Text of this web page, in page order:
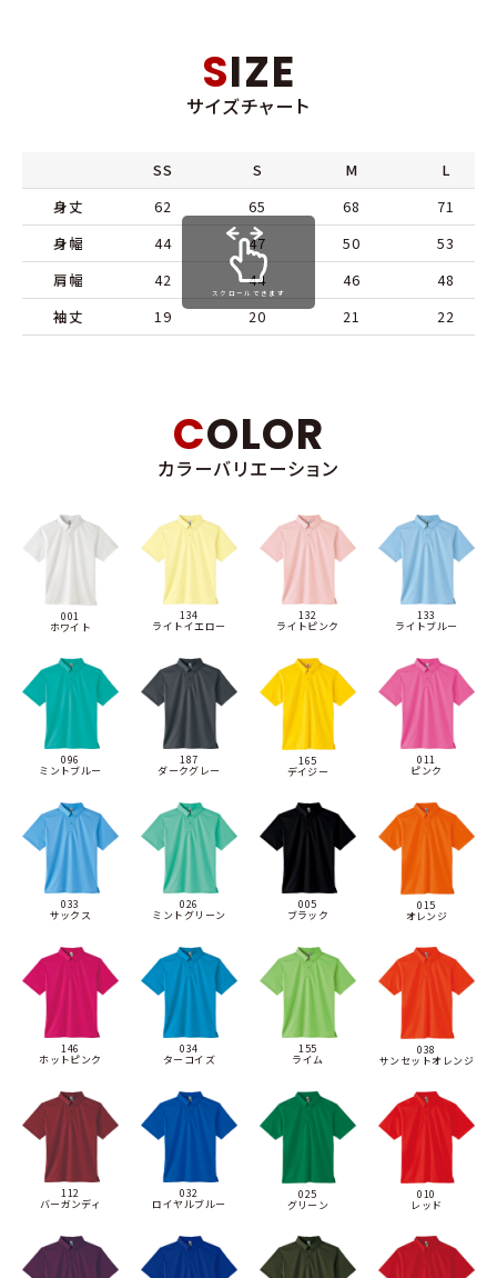
SIZE
サイズチャート
SS S M
L
身丈
62 65 68
71
身幅
44 47 50
53
肩幅
42 44 46
48
袖丈
19 20 21 22
スクロールできます
COLOR
カラーバリエーション
001
ホワイト
134
ライトイエロー
132
ライトピンク
133
ライトブルー
096
ミントブルー
187
ダークグレー
165
デイジー
011
ピンク
033
サックス
026
ミントグリーン
005
ブラック
015
オレンジ
146
ホットピンク
034
ターコイズ
155
ライム
038
サンセットオレンジ
112
バーガンディ
032
ロイヤルブルー
025
グリーン
010
レッド